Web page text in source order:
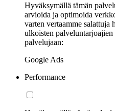
Hyväksymällä tämän
arvioida ja optimoida
varten vertaamme salattuja
ulkoisten
palvelujaan:
Google Ads
Performance